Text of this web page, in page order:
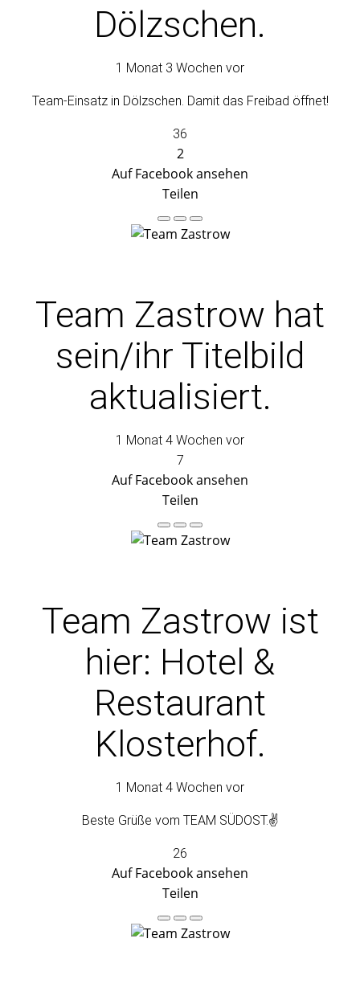
Dölzschen.
1 Monat 3 Wochen vor
Team-Einsatz in Dölzschen. Damit das Freibad öffnet!
36
2
Auf Facebook ansehen
Teilen
Team Zastrow hat
sein/ihr Titelbild
aktualisiert.
1 Monat 4 Wochen vor
7
Auf Facebook ansehen
Teilen
Team Zastrow ist
hier: Hotel &
Restaurant
Klosterhof.
1 Monat 4 Wochen vor
Beste Grüße vom TEAM SÜDOST.✌️
26
Auf Facebook ansehen
Teilen